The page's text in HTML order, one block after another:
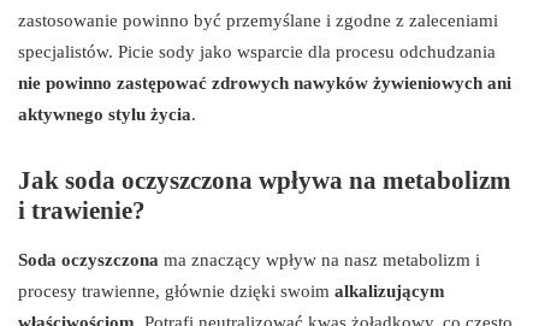
zastosowanie powinno być przemyślane i zgodne z zaleceniami
specjalistów. Picie sody jako wsparcie dla procesu odchudzania
nie powinno zastępować zdrowych nawyków żywieniowych ani
aktywnego stylu życia.
Jak soda oczyszczona wpływa na metabolizm
i trawienie?
Soda oczyszczona ma znaczący wpływ na nasz metabolizm i
procesy trawienne, głównie dzięki swoim alkalizującym
właściwościom . Potrafi neutralizować kwas żołądkowy, co często